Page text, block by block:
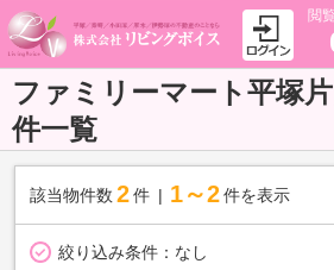
閲
ファミリーマート平塚
件一覧
該当物件数 2件 1～2 件を表示
絞り込み条件： なし